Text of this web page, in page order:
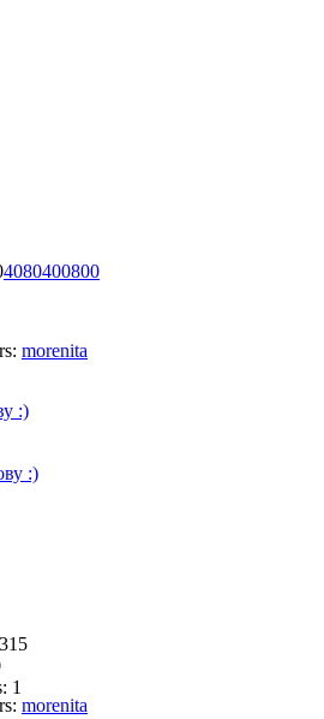
4080400800
morenita
:)
1
morenita